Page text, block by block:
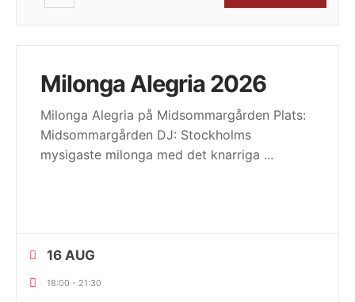
Milonga Alegria 2026
Milonga Alegria på Midsommargården Plats:
Midsommargården DJ: Stockholms
mysigaste milonga med det knarriga ...
16 AUG
18:00 - 21:30